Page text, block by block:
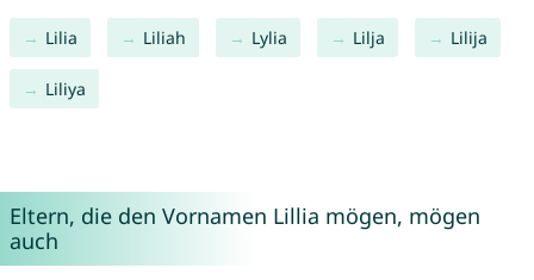
Lilia Liliah Lylia Lilja Lilija
Liliya
Eltern, die den Vornamen Lillia mögen, mögen
auch